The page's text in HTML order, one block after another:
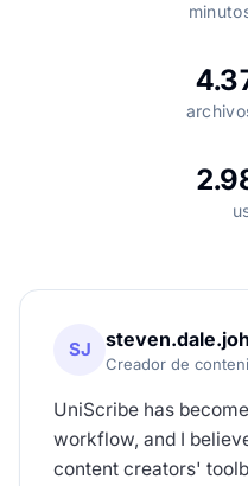
SJ
Creador de
UniScribe has
workflow, and I
content creators'